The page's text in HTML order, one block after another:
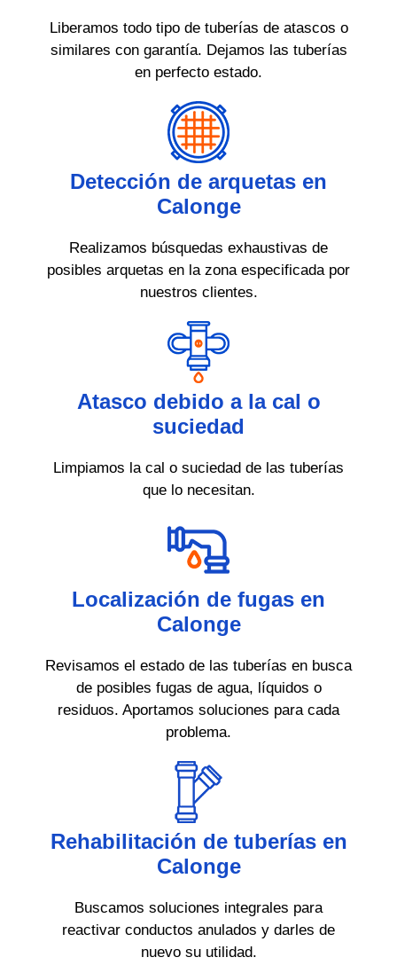
Liberamos todo tipo de tuberías de atascos o
similares con garantía. Dejamos las tuberías
en perfecto estado.
Detección de arquetas en
Calonge
Realizamos búsquedas exhaustivas de
posibles arquetas en la zona especificada por
nuestros clientes.
Atasco debido a la cal o
suciedad
Limpiamos la cal o suciedad de las tuberías
que lo necesitan.
Localización de fugas en
Calonge
Revisamos el estado de las tuberías en busca
de posibles fugas de agua, líquidos o
residuos. Aportamos soluciones para cada
problema.
Rehabilitación de tuberías en
Calonge
Buscamos soluciones integrales para
reactivar conductos anulados y darles de
nuevo su utilidad.